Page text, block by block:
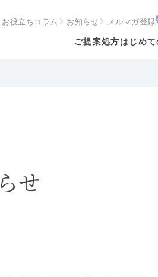
ご提案処方はじめ
お役立ちコラム お知らせ メルマガ登録
せ